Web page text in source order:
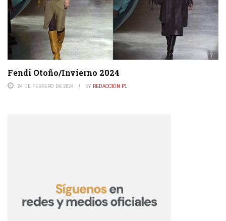
Fendi Otoño/Invierno 2024
24 DE FEBRERO DE 2024 BY REDACCIÓN P1